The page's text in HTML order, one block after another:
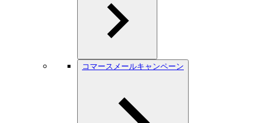
コマースメールキャンペーン